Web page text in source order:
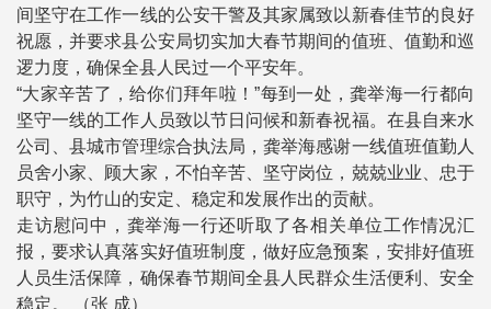
间坚守在工作一线的公安干警及其家属致以新春佳节的良好
祝愿，并要求县公安局切实加大春节期间的值班、值勤和巡
逻力度，确保全县人民过一个平安年。
“大家辛苦了，给你们拜年啦！”每到一处，龚举海一行都向
坚守一线的工作人员致以节日问候和新春祝福。在县自来水
公司、县城市管理综合执法局，龚举海感谢一线值班值勤人
员舍小家、顾大家，不怕辛苦、坚守岗位，兢兢业业、忠于
职守，为竹山的安定、稳定和发展作出的贡献。
走访慰问中，龚举海一行还听取了各相关单位工作情况汇
报，要求认真落实好值班制度，做好应急预案，安排好值班
人员生活保障，确保春节期间全县人民群众生活便利、安全
稳定。 （张 成）